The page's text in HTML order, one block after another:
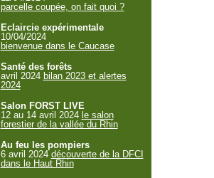
parcelle coupée, on fait quoi ?
Eclaircie expérimentale
10/04/2024
bienvenue dans le Caucase
Santé des forêts
avril 2024 bilan 2023 et alertes
2024
Salon FORST LIVE
12 au 14 avril 2024 le salon
forestier de la vallée du Rhin
Au feu les pompiers
6 avril 2024 découverte de la DFCI
dans le Haut Rhin